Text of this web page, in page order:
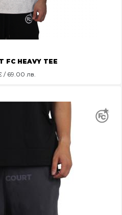
FC HEAVY TEE
/ 69.00 лв.